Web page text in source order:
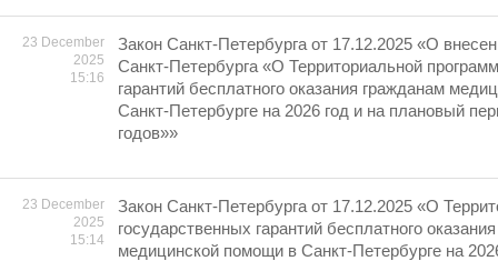
23 December
2025
15:16
Закон Санкт-Петербурга от 17.12.2025 «О
Санкт-Петербурга «О Территориальной
гарантий бесплатного оказания гражданам
Санкт-Петербурге на 2026 год и на плановый
годов»»
23 December
2025
15:14
Закон Санкт-Петербурга от 17.12.2025 «О
государственных гарантий бесплатного
медицинской помощи в Санкт-Петербурге на